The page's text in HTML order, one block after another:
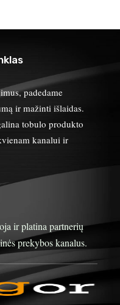
padedame
ir mažinti išlaidas.
tobulo produkto
kanalui ir
ir platina partnerių
prekybos kanalus.